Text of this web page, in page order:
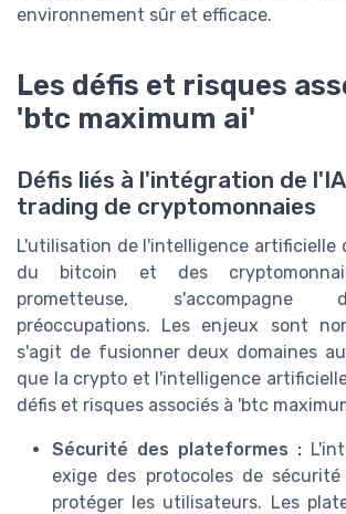
environnement sûr et efficace.
Les défis et risques
'btc maximum ai'
Défis liés à l'intégration de
trading de cryptomonnaies
L'utilisation de l'intelligence artificielle
du bitcoin et des
prometteuse, s'accompagne
préoccupations. Les enjeux sont
s'agit de fusionner deux domaines
que la crypto et l'intelligence
défis et risques associés à 'btc
Sécurité des plateformes :
exige des protocoles de
protéger les utilisateurs. Les